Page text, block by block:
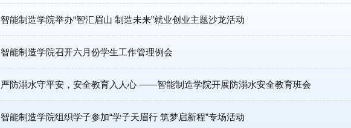
智能制造学院举办“智汇眉山 制造未来”就业创业主题沙龙活动
智能制造学院召开六月份学生工作管理例会
严防溺水守平安，安全教育入人心 ——智能制造学院开展防溺水安全教育班会
智能制造学院组织学子参加“学子天眉行 筑梦启新程”专场活动